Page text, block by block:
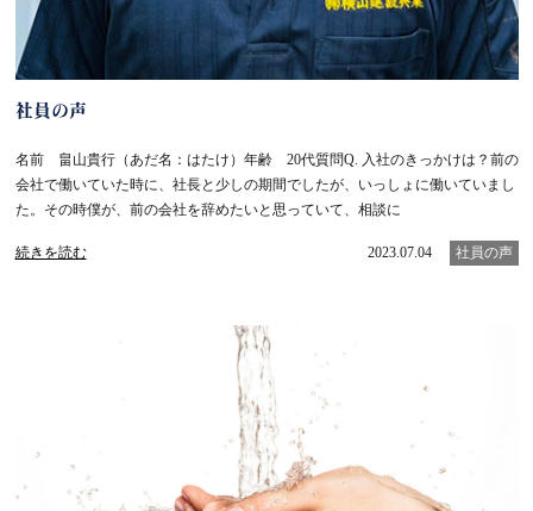
社員の声
名前 畠山貴行（あだ名：はたけ）年齢 20代質問Q. 入社のきっかけは？前の
会社で働いていた時に、社長と少しの期間でしたが、いっしょに働いていまし
た。その時僕が、前の会社を辞めたいと思っていて、相談に
続きを読む 2023.07.04 社員の声